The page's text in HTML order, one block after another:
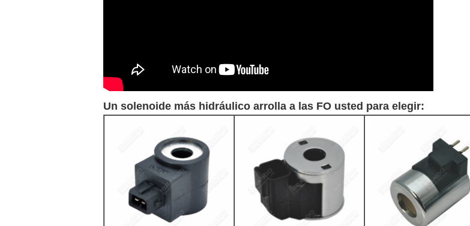
Un solenoide más hidráulico arrolla a las FO usted para elegir: